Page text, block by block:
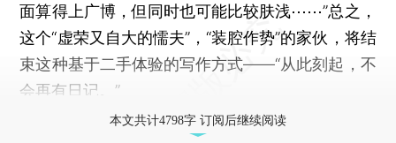
面算得上广博，但同时也可能比较肤浅⋯⋯”总之，
这个“虚荣又自大的懦夫”，“装腔作势”的家伙，将结
束这种基于二手体验的写作方式——“从此刻起，不
会再有日记。”
本文共计4798字 订阅后继续阅读